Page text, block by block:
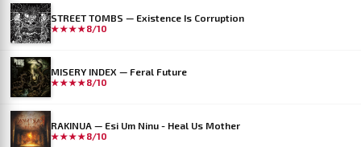
STREET TOMBS — Existence Is Corruption
★★★★8/10
MISERY INDEX — Feral Future
★★★★8/10
RAKINUA — Esi Um Ninu - Heal Us Mother
★★★★8/10